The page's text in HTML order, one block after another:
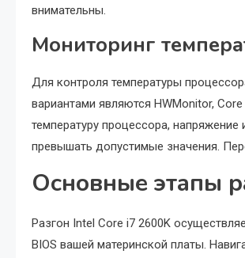
внимательны.
Мониторинг
Для контроля температуры
вариантами являются HWMonitor,
температуру процессора,
превышать допустимые значения.
Основные этапы
Разгон Intel Core i7 2600K
BIOS вашей материнской платы.